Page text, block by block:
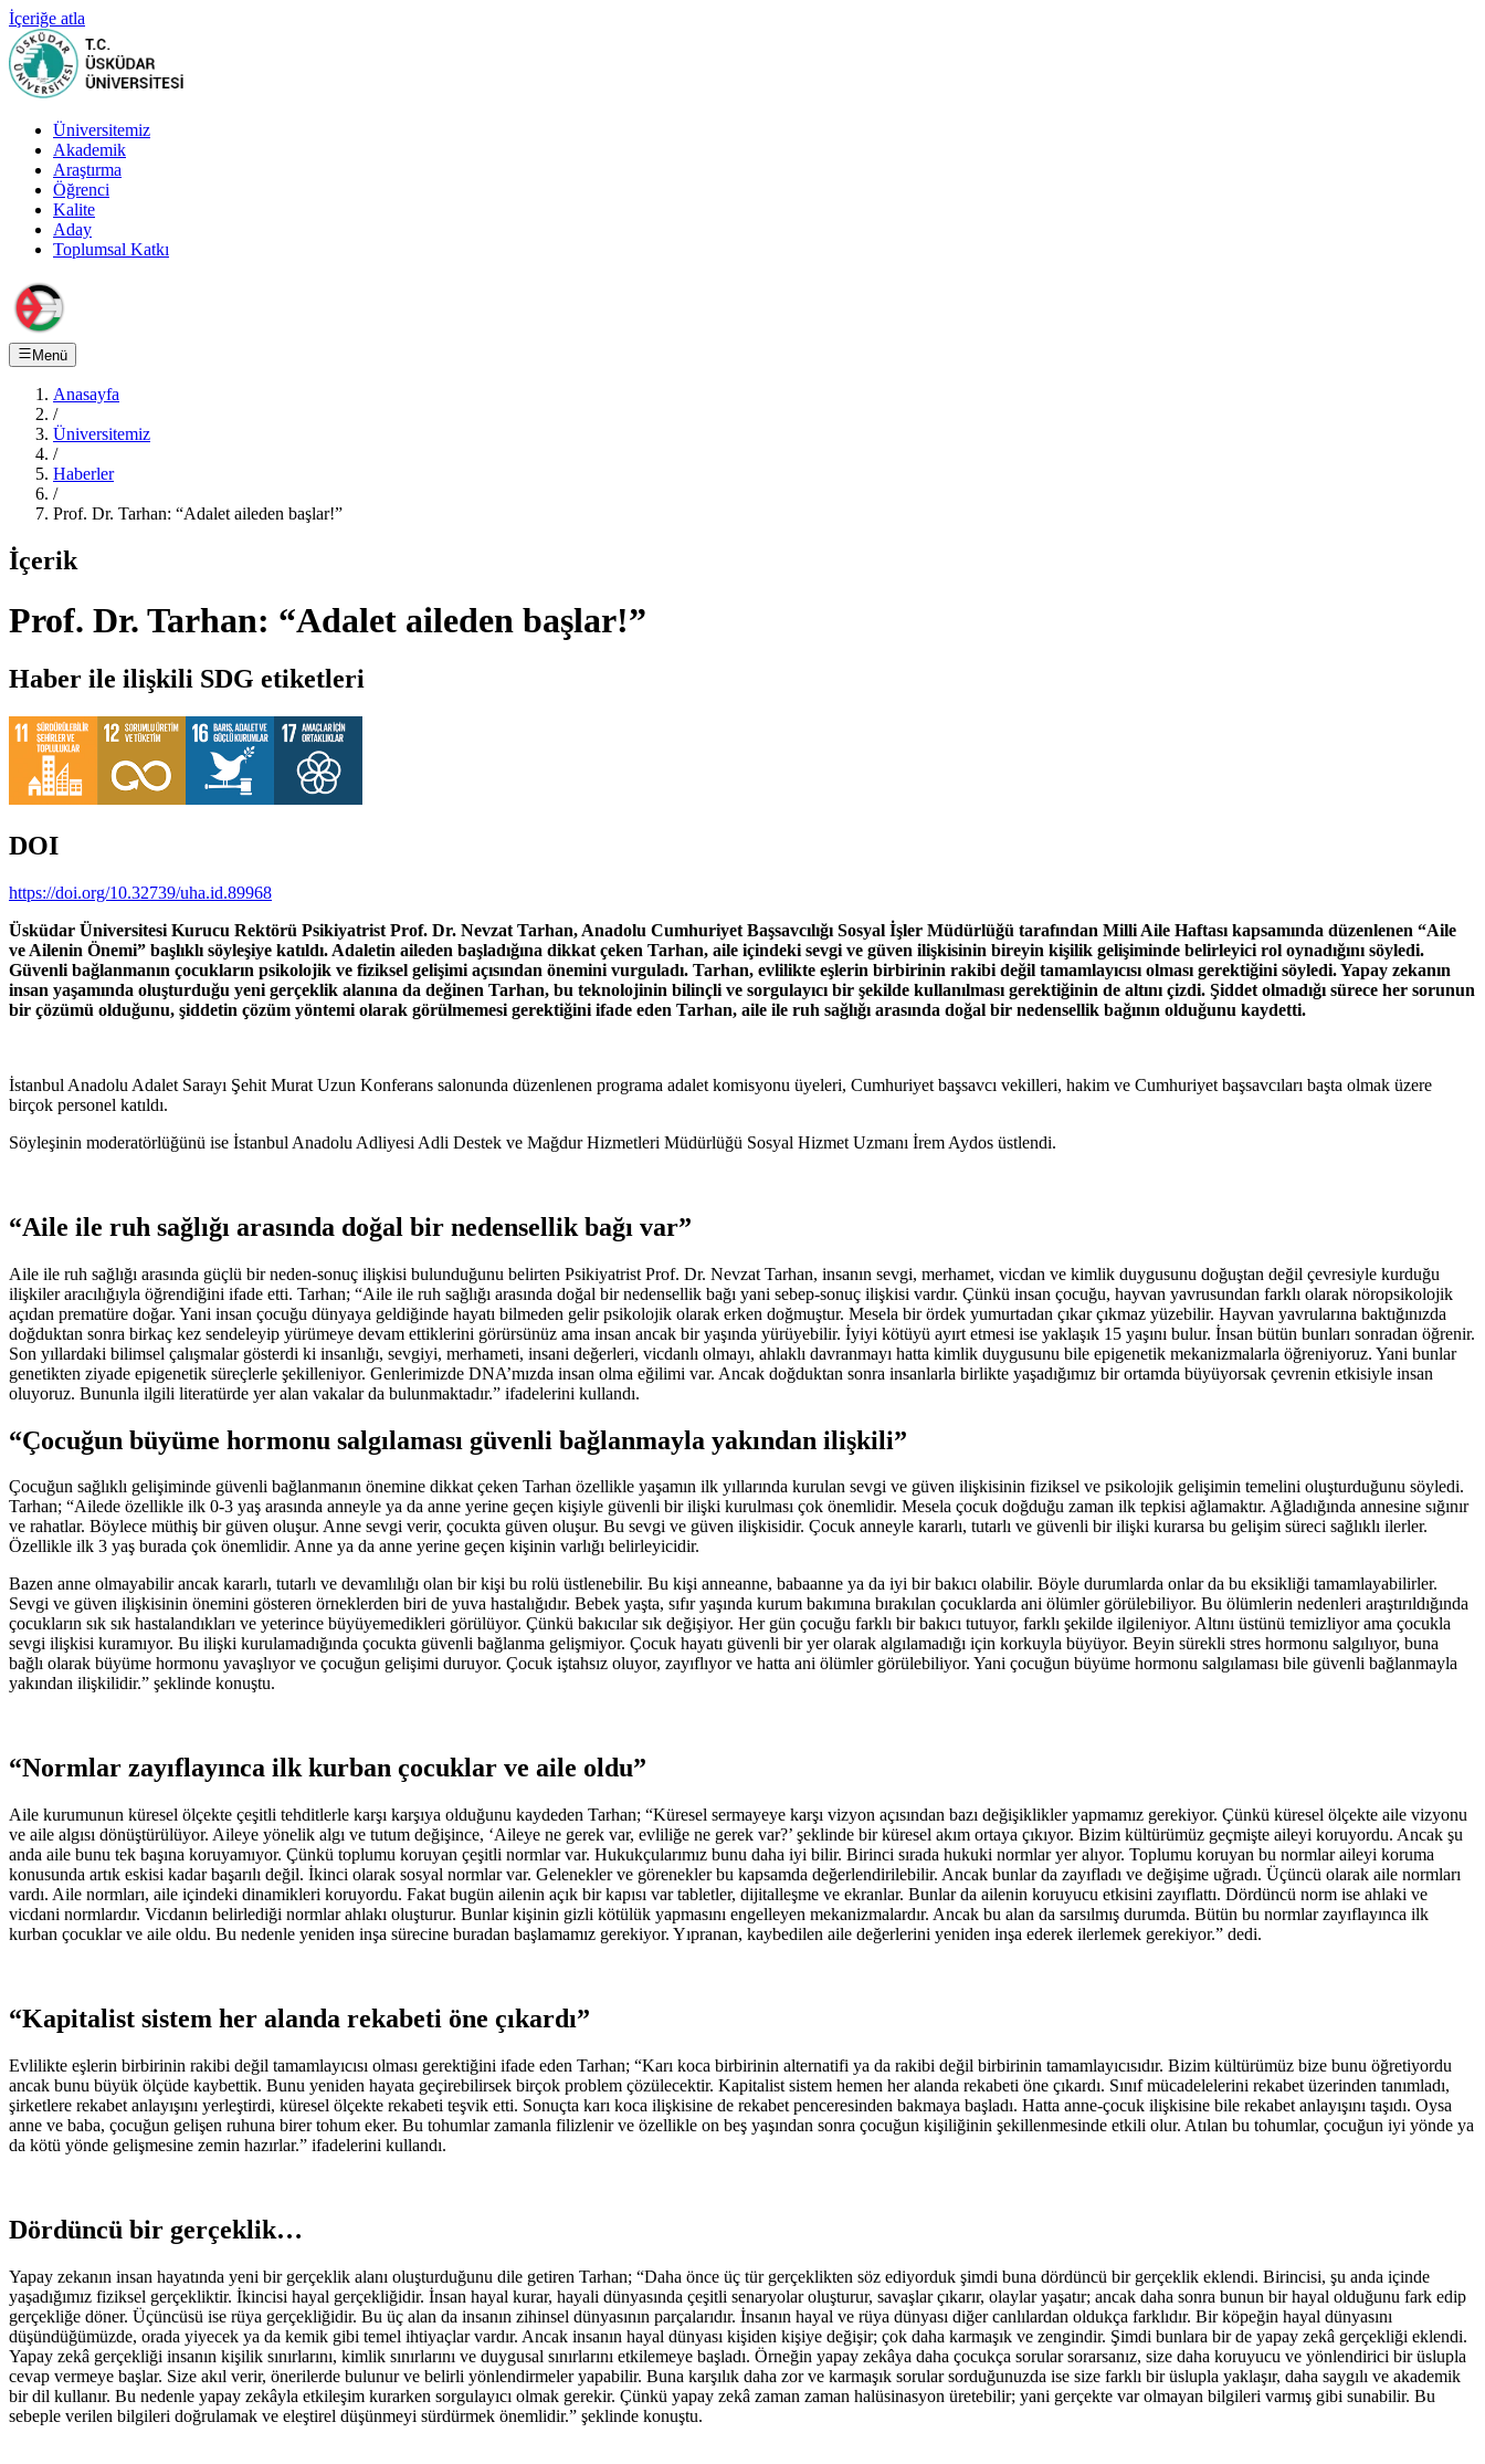
İçeriğe atla
Üniversitemiz
Akademik
Araştırma
Öğrenci
Kalite
Aday
Toplumsal Katkı
Menü
Anasayfa
/
Üniversitemiz
/
Haberler
/
Prof. Dr. Tarhan: “Adalet aileden başlar!”
İçerik
Prof. Dr. Tarhan: “Adalet aileden başlar!”
Haber ile ilişkili SDG etiketleri
DOI
https://doi.org/10.32739/uha.id.89968
Üsküdar Üniversitesi Kurucu Rektörü Psikiyatrist Prof. Dr. Nevzat Tarhan, Anadolu Cumhuriyet Başsavcılığı Sosyal İşler Müdürlüğü tarafından Milli Aile Haftası kapsamında düzenlenen “Aile
ve Ailenin Önemi” başlıklı söyleşiye katıldı. Adaletin aileden başladığına dikkat çeken Tarhan, aile içindeki sevgi ve güven ilişkisinin bireyin kişilik gelişiminde belirleyici rol oynadığını söyledi.
Güvenli bağlanmanın çocukların psikolojik ve fiziksel gelişimi açısından önemini vurguladı. Tarhan, evlilikte eşlerin birbirinin rakibi değil tamamlayıcısı olması gerektiğini söyledi. Yapay zekanın
insan yaşamında oluşturduğu yeni gerçeklik alanına da değinen Tarhan, bu teknolojinin bilinçli ve sorgulayıcı bir şekilde kullanılması gerektiğinin de altını çizdi. Şiddet olmadığı sürece her sorunun
bir çözümü olduğunu, şiddetin çözüm yöntemi olarak görülmemesi gerektiğini ifade eden Tarhan, aile ile ruh sağlığı arasında doğal bir nedensellik bağının olduğunu kaydetti.
İstanbul Anadolu Adalet Sarayı Şehit Murat Uzun Konferans salonunda düzenlenen programa adalet komisyonu üyeleri, Cumhuriyet başsavcı vekilleri, hakim ve Cumhuriyet başsavcıları başta olmak üzere
birçok personel katıldı.
Söyleşinin moderatörlüğünü ise İstanbul Anadolu Adliyesi Adli Destek ve Mağdur Hizmetleri Müdürlüğü Sosyal Hizmet Uzmanı İrem Aydos üstlendi.
“Aile ile ruh sağlığı arasında doğal bir nedensellik bağı var”
Aile ile ruh sağlığı arasında güçlü bir neden-sonuç ilişkisi bulunduğunu belirten Psikiyatrist Prof. Dr. Nevzat Tarhan, insanın sevgi, merhamet, vicdan ve kimlik duygusunu doğuştan değil çevresiyle kurduğu
ilişkiler aracılığıyla öğrendiğini ifade etti. Tarhan; “Aile ile ruh sağlığı arasında doğal bir nedensellik bağı yani sebep-sonuç ilişkisi vardır. Çünkü insan çocuğu, hayvan yavrusundan farklı olarak nöropsikolojik
açıdan prematüre doğar. Yani insan çocuğu dünyaya geldiğinde hayatı bilmeden gelir psikolojik olarak erken doğmuştur. Mesela bir ördek yumurtadan çıkar çıkmaz yüzebilir. Hayvan yavrularına baktığınızda
doğduktan sonra birkaç kez sendeleyip yürümeye devam ettiklerini görürsünüz ama insan ancak bir yaşında yürüyebilir. İyiyi kötüyü ayırt etmesi ise yaklaşık 15 yaşını bulur. İnsan bütün bunları sonradan öğrenir.
Son yıllardaki bilimsel çalışmalar gösterdi ki insanlığı, sevgiyi, merhameti, insani değerleri, vicdanlı olmayı, ahlaklı davranmayı hatta kimlik duygusunu bile epigenetik mekanizmalarla öğreniyoruz. Yani bunlar
genetikten ziyade epigenetik süreçlerle şekilleniyor. Genlerimizde DNA’mızda insan olma eğilimi var. Ancak doğduktan sonra insanlarla birlikte yaşadığımız bir ortamda büyüyorsak çevrenin etkisiyle insan
oluyoruz. Bununla ilgili literatürde yer alan vakalar da bulunmaktadır.” ifadelerini kullandı.
“Çocuğun büyüme hormonu salgılaması güvenli bağlanmayla yakından ilişkili”
Çocuğun sağlıklı gelişiminde güvenli bağlanmanın önemine dikkat çeken Tarhan özellikle yaşamın ilk yıllarında kurulan sevgi ve güven ilişkisinin fiziksel ve psikolojik gelişimin temelini oluşturduğunu söyledi.
Tarhan; “Ailede özellikle ilk 0-3 yaş arasında anneyle ya da anne yerine geçen kişiyle güvenli bir ilişki kurulması çok önemlidir. Mesela çocuk doğduğu zaman ilk tepkisi ağlamaktır. Ağladığında annesine sığınır
ve rahatlar. Böylece müthiş bir güven oluşur. Anne sevgi verir, çocukta güven oluşur. Bu sevgi ve güven ilişkisidir. Çocuk anneyle kararlı, tutarlı ve güvenli bir ilişki kurarsa bu gelişim süreci sağlıklı ilerler.
Özellikle ilk 3 yaş burada çok önemlidir. Anne ya da anne yerine geçen kişinin varlığı belirleyicidir.
Bazen anne olmayabilir ancak kararlı, tutarlı ve devamlılığı olan bir kişi bu rolü üstlenebilir. Bu kişi anneanne, babaanne ya da iyi bir bakıcı olabilir. Böyle durumlarda onlar da bu eksikliği tamamlayabilirler.
Sevgi ve güven ilişkisinin önemini gösteren örneklerden biri de yuva hastalığıdır. Bebek yaşta, sıfır yaşında kurum bakımına bırakılan çocuklarda ani ölümler görülebiliyor. Bu ölümlerin nedenleri araştırıldığında
çocukların sık sık hastalandıkları ve yeterince büyüyemedikleri görülüyor. Çünkü bakıcılar sık değişiyor. Her gün çocuğu farklı bir bakıcı tutuyor, farklı şekilde ilgileniyor. Altını üstünü temizliyor ama çocukla
sevgi ilişkisi kuramıyor. Bu ilişki kurulamadığında çocukta güvenli bağlanma gelişmiyor. Çocuk hayatı güvenli bir yer olarak algılamadığı için korkuyla büyüyor. Beyin sürekli stres hormonu salgılıyor, buna
bağlı olarak büyüme hormonu yavaşlıyor ve çocuğun gelişimi duruyor. Çocuk iştahsız oluyor, zayıflıyor ve hatta ani ölümler görülebiliyor. Yani çocuğun büyüme hormonu salgılaması bile güvenli bağlanmayla
yakından ilişkilidir.” şeklinde konuştu.
“Normlar zayıflayınca ilk kurban çocuklar ve aile oldu”
Aile kurumunun küresel ölçekte çeşitli tehditlerle karşı karşıya olduğunu kaydeden Tarhan; “Küresel sermayeye karşı vizyon açısından bazı değişiklikler yapmamız gerekiyor. Çünkü küresel ölçekte aile vizyonu
ve aile algısı dönüştürülüyor. Aileye yönelik algı ve tutum değişince, ‘Aileye ne gerek var, evliliğe ne gerek var?’ şeklinde bir küresel akım ortaya çıkıyor. Bizim kültürümüz geçmişte aileyi koruyordu. Ancak şu
anda aile bunu tek başına koruyamıyor. Çünkü toplumu koruyan çeşitli normlar var. Hukukçularımız bunu daha iyi bilir. Birinci sırada hukuki normlar yer alıyor. Toplumu koruyan bu normlar aileyi koruma
konusunda artık eskisi kadar başarılı değil. İkinci olarak sosyal normlar var. Gelenekler ve görenekler bu kapsamda değerlendirilebilir. Ancak bunlar da zayıfladı ve değişime uğradı. Üçüncü olarak aile normları
vardı. Aile normları, aile içindeki dinamikleri koruyordu. Fakat bugün ailenin açık bir kapısı var tabletler, dijitalleşme ve ekranlar. Bunlar da ailenin koruyucu etkisini zayıflattı. Dördüncü norm ise ahlaki ve
vicdani normlardır. Vicdanın belirlediği normlar ahlakı oluşturur. Bunlar kişinin gizli kötülük yapmasını engelleyen mekanizmalardır. Ancak bu alan da sarsılmış durumda. Bütün bu normlar zayıflayınca ilk
kurban çocuklar ve aile oldu. Bu nedenle yeniden inşa sürecine buradan başlamamız gerekiyor. Yıpranan, kaybedilen aile değerlerini yeniden inşa ederek ilerlemek gerekiyor.” dedi.
“Kapitalist sistem her alanda rekabeti öne çıkardı”
Evlilikte eşlerin birbirinin rakibi değil tamamlayıcısı olması gerektiğini ifade eden Tarhan; “Karı koca birbirinin alternatifi ya da rakibi değil birbirinin tamamlayıcısıdır. Bizim kültürümüz bize bunu öğretiyordu
ancak bunu büyük ölçüde kaybettik. Bunu yeniden hayata geçirebilirsek birçok problem çözülecektir. Kapitalist sistem hemen her alanda rekabeti öne çıkardı. Sınıf mücadelelerini rekabet üzerinden tanımladı,
şirketlere rekabet anlayışını yerleştirdi, küresel ölçekte rekabeti teşvik etti. Sonuçta karı koca ilişkisine de rekabet penceresinden bakmaya başladı. Hatta anne-çocuk ilişkisine bile rekabet anlayışını taşıdı. Oysa
anne ve baba, çocuğun gelişen ruhuna birer tohum eker. Bu tohumlar zamanla filizlenir ve özellikle on beş yaşından sonra çocuğun kişiliğinin şekillenmesinde etkili olur. Atılan bu tohumlar, çocuğun iyi yönde ya
da kötü yönde gelişmesine zemin hazırlar.” ifadelerini kullandı.
Dördüncü bir gerçeklik…
Yapay zekanın insan hayatında yeni bir gerçeklik alanı oluşturduğunu dile getiren Tarhan; “Daha önce üç tür gerçeklikten söz ediyorduk şimdi buna dördüncü bir gerçeklik eklendi. Birincisi, şu anda içinde
yaşadığımız fiziksel gerçekliktir. İkincisi hayal gerçekliğidir. İnsan hayal kurar, hayali dünyasında çeşitli senaryolar oluşturur, savaşlar çıkarır, olaylar yaşatır; ancak daha sonra bunun bir hayal olduğunu fark edip
gerçekliğe döner. Üçüncüsü ise rüya gerçekliğidir. Bu üç alan da insanın zihinsel dünyasının parçalarıdır. İnsanın hayal ve rüya dünyası diğer canlılardan oldukça farklıdır. Bir köpeğin hayal dünyasını
düşündüğümüzde, orada yiyecek ya da kemik gibi temel ihtiyaçlar vardır. Ancak insanın hayal dünyası kişiden kişiye değişir; çok daha karmaşık ve zengindir. Şimdi bunlara bir de yapay zekâ gerçekliği eklendi.
Yapay zekâ gerçekliği insanın kişilik sınırlarını, kimlik sınırlarını ve duygusal sınırlarını etkilemeye başladı. Örneğin yapay zekâya daha çocukça sorular sorarsanız, size daha koruyucu ve yönlendirici bir üslupla
cevap vermeye başlar. Size akıl verir, önerilerde bulunur ve belirli yönlendirmeler yapabilir. Buna karşılık daha zor ve karmaşık sorular sorduğunuzda ise size farklı bir üslupla yaklaşır, daha saygılı ve akademik
bir dil kullanır. Bu nedenle yapay zekâyla etkileşim kurarken sorgulayıcı olmak gerekir. Çünkü yapay zekâ zaman zaman halüsinasyon üretebilir; yani gerçekte var olmayan bilgileri varmış gibi sunabilir. Bu
sebeple verilen bilgileri doğrulamak ve eleştirel düşünmeyi sürdürmek önemlidir.” şeklinde konuştu.